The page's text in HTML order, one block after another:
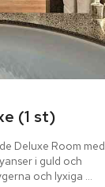
(1 st)
Deluxe Room med
i guld och
och lyxiga